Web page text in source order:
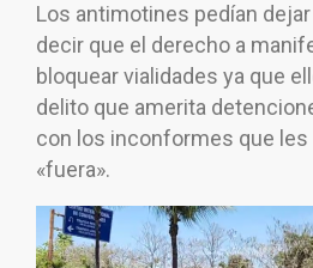
Los antimotines pedían dejar
decir que el derecho a
bloquear vialidades ya que
delito que amerita
con los inconformes que les
«fuera».